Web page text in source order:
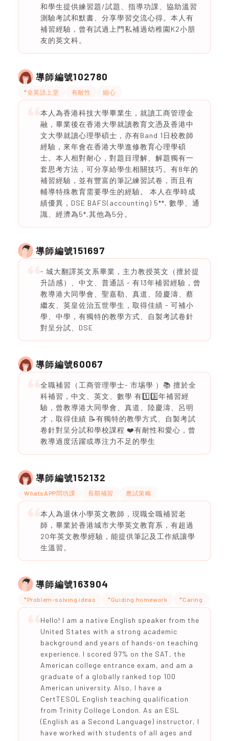
和學生提供練習題/試題、指導功課、協助溫習
測驗考試和默書、分享學習交流心得。本人有
補習經驗，曾有試過上門私補過幼稚園K2小朋
友的英文科。
導師編號102780
*全英語上堂 有耐性 細心
本人為香港科技大學畢業生，就讀工商管理金
融，畢業後在香港大學就讀教育文憑及香港中
文大學就讀心理學碩士，亦有Band 1日校教師
經驗，來年會在香港大學進修教育心理學碩
士。本人相對耐心，對題目理解、解題獨有一
套思考方法，可分享給學生相關技巧。有8年的
補習經驗，並有豐富的筆記練習試卷，而且有
輔導特殊教育需要學生的經驗。 本人在學時成
績優異，DSE BAFS(accounting) 5**, 數學、通
識、經濟為5*,其他為5分。
導師編號151697
- 城大翻譯英文系畢業，主力教授英文（擅於提
升語感）、中文、普通話 - 有13年補習經驗，曾
教導港大同學會、聖嘉勒、真道、陸慶濤、蔡
繼友、英皇佐治五世學生，取得佳績 - 可補小
學、中學，有獨特的教學方式、自製考試卷針
對呈分試、DSE
導師編號60067
全職補習（工商管理學士- 市埸學 ）📚 擅於全
科補習，中文、英文、數學 有1️⃣3️⃣年補習經
驗，曾教導港大同學會、真道、陸慶濤、呂明
才，取得佳績 📝有獨特的教學方式、自製考試
卷針對呈分試和學校課程 ❤️有耐性和愛心，曾
教導過度活躍或專注力不足的學生
導師編號152132
WhatsAPP問功課 長期補習 應試策略
本人為退休小學英文教師，現職全職補習老
師，畢業於香港城市大學英文教育系，有超過
20年英文教學經驗，能提供筆記及工作紙讓學
生溫習。
導師編號163904
*Problem-solving ideas *Guiding homework *Caring
Hello! I am a native English speaker from the
United States with a strong academic
background and years of hands-on teaching
experience. I scored 97% on the SAT, the
American college entrance exam, and am a
graduate of a globally ranked top 100
American university. Also, I have a
CertTESOL English teaching qualification
from Trinity College London. As an ESL
(English as a Second Language) instructor, I
have worked with students of all ages and